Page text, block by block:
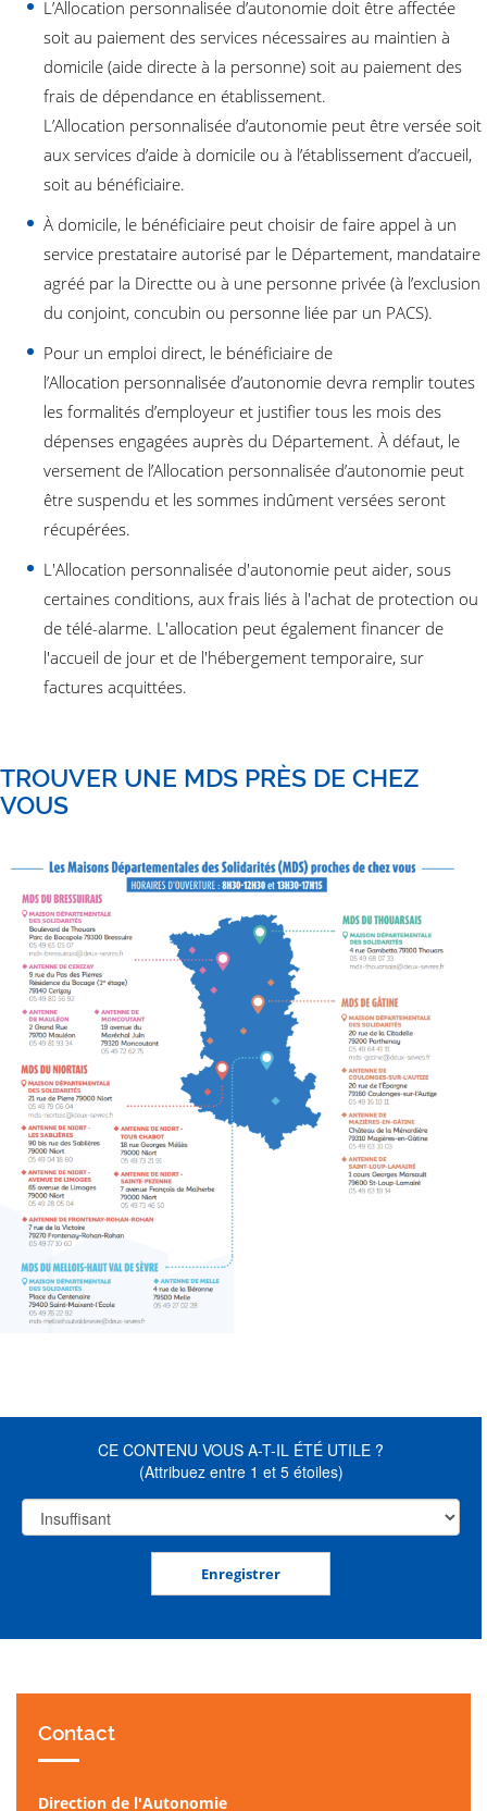
L’Allocation personnalisée d’autonomie doit être affectée
soit au paiement des services nécessaires au maintien à
domicile (aide directe à la personne) soit au paiement des
frais de dépendance en établissement.
L’Allocation personnalisée d’autonomie peut être versée soit
aux services d’aide à domicile ou à l’établissement d’accueil,
soit au bénéficiaire.
À domicile, le bénéficiaire peut choisir de faire appel à un
service prestataire autorisé par le Département, mandataire
agréé par la Directte ou à une personne privée (à l’exclusion
du conjoint, concubin ou personne liée par un PACS).
Pour un emploi direct, le bénéficiaire de
l’Allocation personnalisée d’autonomie devra remplir toutes
les formalités d’employeur et justifier tous les mois des
dépenses engagées auprès du Département. À défaut, le
versement de l’Allocation personnalisée d’autonomie peut
être suspendu et les sommes indûment versées seront
récupérées.
L'Allocation personnalisée d'autonomie peut aider, sous
certaines conditions, aux frais liés à l'achat de protection ou
de télé-alarme. L'allocation peut également financer de
l'accueil de jour et de l'hébergement temporaire, sur
factures acquittées.
TROUVER UNE MDS PRÈS DE CHEZ
VOUS
CE CONTENU VOUS A-T-IL ÉTÉ UTILE ?
(Attribuez entre 1 et 5 étoiles)
Contact
Direction de l'Autonomie